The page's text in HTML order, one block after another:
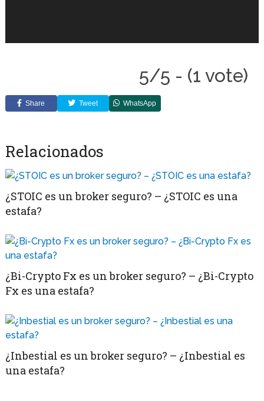
5/5 - (1 vote)
Share Tweet WhatsApp
Relacionados
¿STOIC es un broker seguro? – ¿STOIC es una
estafa?
¿Bi-Crypto Fx es un broker seguro? – ¿Bi-Crypto
Fx es una estafa?
¿Inbestial es un broker seguro? – ¿Inbestial es
una estafa?